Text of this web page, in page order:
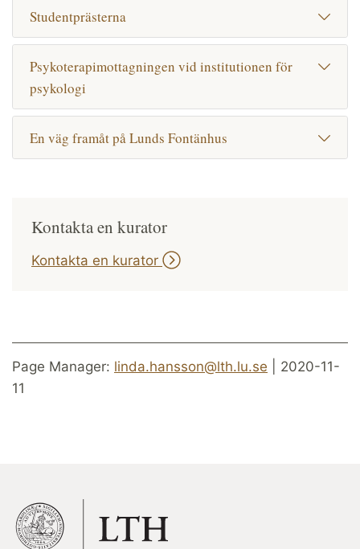
Studentprästerna
Psykoterapimottagningen vid institutionen för
psykologi
En väg framåt på Lunds Fontänhus
Kontakta en kurator
Kontakta en kurator
Page Manager: linda.hansson@lth.lu.se | 2020-11-
11